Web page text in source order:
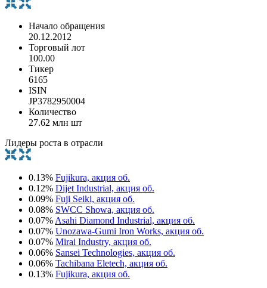
Начало обращения
20.12.2012
Торговый лот
100.00
Тикер
6165
ISIN
JP3782950004
Количество
27.62 млн шт
Лидеры роста в отрасли
0.13% Fujikura, акция об.
0.12% Dijet Industrial, акция об.
0.09% Fuji Seiki, акция об.
0.08% SWCC Showa, акция об.
0.07% Asahi Diamond Industrial, акция об.
0.07% Unozawa-Gumi Iron Works, акция об.
0.07% Mirai Industry, акция об.
0.06% Sansei Technologies, акция об.
0.06% Tachibana Eletech, акция об.
0.13% Fujikura, акция об.